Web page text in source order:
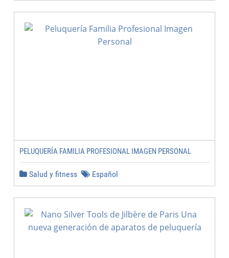
PELUQUERÍA FAMILIA PROFESIONAL IMAGEN PERSONAL
Salud y fitness Español